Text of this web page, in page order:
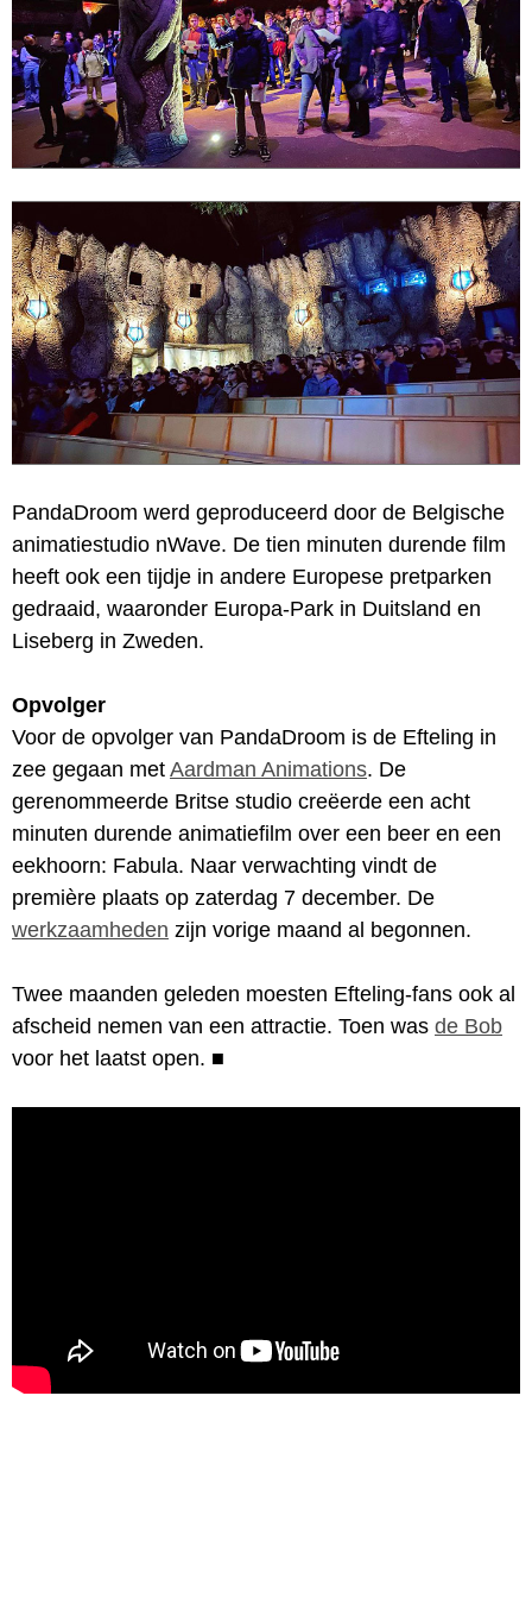
PandaDroom werd geproduceerd door de Belgische
animatiestudio nWave. De tien minuten durende film
heeft ook een tijdje in andere Europese pretparken
gedraaid, waaronder Europa-Park in Duitsland en
Liseberg in Zweden.
Opvolger
Voor de opvolger van PandaDroom is de Efteling in
zee gegaan met Aardman Animations. De
gerenommeerde Britse studio creëerde een acht
minuten durende animatiefilm over een beer en een
eekhoorn: Fabula. Naar verwachting vindt de
première plaats op zaterdag 7 december. De
werkzaamheden zijn vorige maand al begonnen.
Twee maanden geleden moesten Efteling-fans ook al
afscheid nemen van een attractie. Toen was de Bob
voor het laatst open. ■